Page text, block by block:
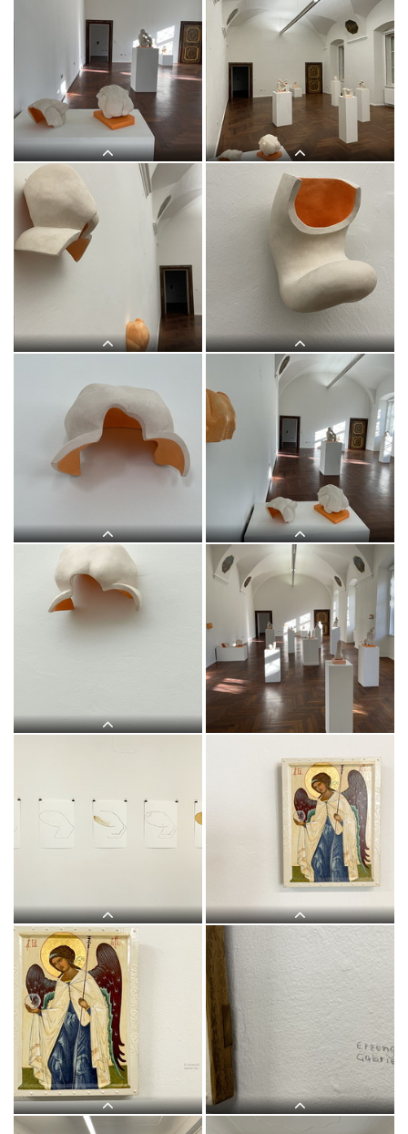
Judith Zilllich: MUTTER GOTTES.
(Ikonen 2018?2020)Eitempera auf
PapierKULTUM Galerie, 12. Nov. 2021
bis 12. Feb. 2022Kurator: Johannes
Rauchenberger
Judith Zilllich: MUTTER GOTTES.
(Ikonen 2018?2021)Eitempera auf
PapierKULTUM Galerie, 12. Nov. 2021
bis 12. Feb. 2022Kurator: Johannes
Rauchenberger
Judith Zilllich: MUTTER GOTTES.
(Ikonen 2018?2020)Eitempera auf
PapierKULTUM Galerie, 12. Nov. 2021
Judith Zillich, MUTTER GOTTES.
Eitempera auf Papier,
2020/21KULTUM Graz, 20.11.2021?
12.2.2022Kurator: Johannes
Judith Zillich, MUTTER GOTTES.
Eitempera auf Papier,
2020/21KULTUM Graz, 20.11.2021?
Judith Zillich, MUTTER GOTTES.
Eitempera auf Papier,
2020/21KULTUM Graz, 20.11.2021?
12.2.2022Kurator: Johannes
Rauchenberger
Judith Zilllich: MUTTER GOTTES.
(Ikonen 2018?2020)Eitempera auf
PapierKULTUM Galerie, 12. Nov. 2021
bis 12. Feb. 2022Kurator: Johannes
Rauchenberger
Judith Zillich, MUTTER GOTTES.
Eitempera auf Papier,
Judith Zilllich: MUTTER GOTTES.
(Ikonen 2018–2021), Eitempera auf
PapierKULTUM Galerie, 12. Nov. 2021
bis 12. Feb. 2022. Kurator: Johannes
Rauchenberger
Judith Zilllich: MUTTER GOTTES.
(Ikonen 2018–2021), Eitempera auf
PapierKULTUM Galerie, 12. Nov. 2021
bis 12. Feb. 2022. Kurator: Johannes